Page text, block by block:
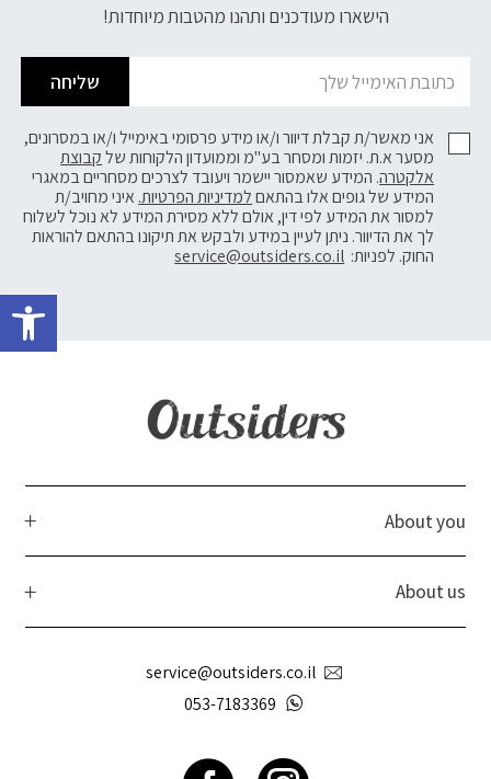
הישארו מעודכנים ותהנו מהטבות מיוחדות!
שליחה
אני מאשר/ת קבלת דיוור ו/או מידע פרסומי באימייל ו/או במסרונים,
מסער א.ת. יזמות ומסחר בע"מ וממועדון הלקוחות שלקבוצת
אלקטרה. המידע שאמסור יישמר ויעובד לצרכים מסחריים במאגרי
המידע של גופים אלו בהתאםלמדיניות הפרטיות. איני מחויב/ת
למסור את המידע לפי דין, אולם ללא מסירת המידע לא נוכל לשלוח
לך את הדיוור. ניתן לעיין במידע ולבקש את תיקונו בהתאם להוראות
החוק. לפניות: service@outsiders.co.il
About you
About us
service@outsiders.co.il
053-7183369